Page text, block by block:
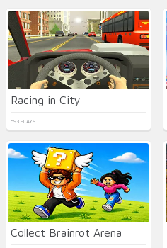
Racing in City
693 PLAYS
Collect Brainrot Arena